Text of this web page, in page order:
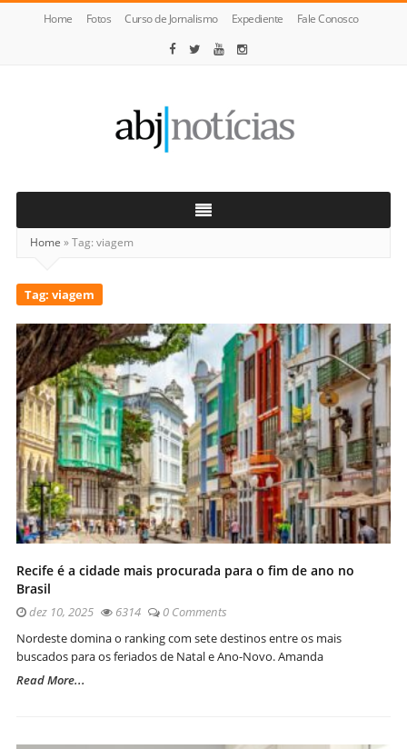
Home Fotos Curso de Jornalismo Expediente Fale Conosco
Notícias
Home »Tag: viagem
Tag: viagem
Recife é a cidade mais procurada para o fim de ano no
Brasil
dez 10, 2025 6314
0 Comments
Nordeste domina o ranking com sete destinos entre os mais
buscados para os feriados de Natal e Ano-Novo. Amanda
Read More...